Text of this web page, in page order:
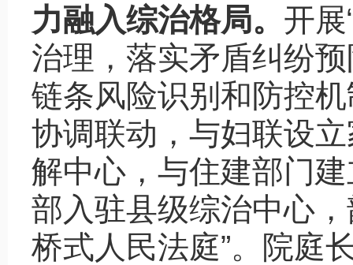
力融入综治格局。 开
治理，落实矛盾纠纷
链条风险识别和防控
协调联动，与妇联设
解中心，与住建部门
部入驻县级综治中心
桥式人民法庭”。院庭